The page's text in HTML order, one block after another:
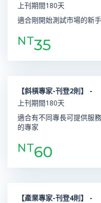
上刊期間180天
適合剛開始測試市場的新
NT35
【斜槓專家-刊登2則】 -
上刊期間180天
適合有不同專長可提供服
的專家
NT60
【產業專家-刊登4則】 -